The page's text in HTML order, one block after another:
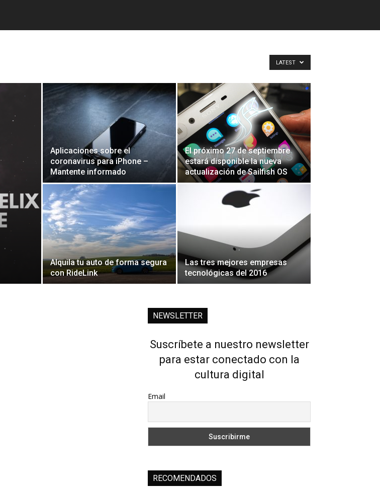
LATEST
Aplicaciones sobre el
coronavirus para iPhone –
Mantente informado
El próximo 27 de septiembre
estará disponible la nueva
actualización de Sailfish OS
Alquila tu auto de forma segura
con RideLink
Las tres mejores empresas
tecnológicas del 2016
NEWSLETTER
Suscríbete a nuestro newsletter
para estar conectado con la
cultura digital
Email
RECOMENDADOS